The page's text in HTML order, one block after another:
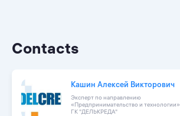
Contacts
Кашин Алексей Викторович
Эксперт по направлению
«Предпринимательство и технологии»
ГК "ДЕЛЬКРЕДА"